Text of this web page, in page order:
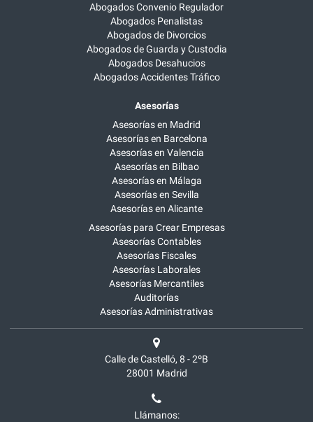
Abogados Convenio Regulador
Abogados Penalistas
Abogados de Divorcios
Abogados de Guarda y Custodia
Abogados Desahucios
Abogados Accidentes Tráfico
Asesorías
Asesorías en Madrid
Asesorías en Barcelona
Asesorías en Valencia
Asesorías en Bilbao
Asesorías en Málaga
Asesorías en Sevilla
Asesorías en Alicante
Asesorías para Crear Empresas
Asesorías Contables
Asesorías Fiscales
Asesorías Laborales
Asesorías Mercantiles
Auditorías
Asesorías Administrativas
Calle de Castelló, 8 - 2ºB
28001 Madrid
Llámanos: